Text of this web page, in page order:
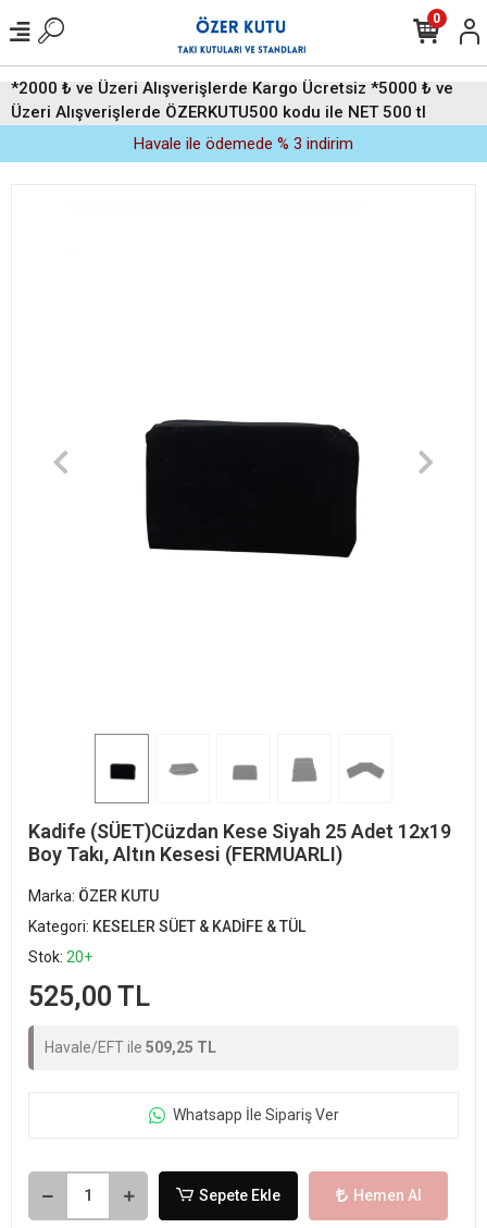
*2000 ₺ ve Üzeri Alışverişlerde Kargo Ücretsiz *5000 ₺ ve
Üzeri Alışverişlerde ÖZERKUTU500 kodu ile NET 500 tl
indirim (Üyelere Özel)Havale ile ödemede % 3 indirim
0
Kadife (SÜET)Cüzdan Kese Siyah 25 Adet 12x19
Boy Takı, Altın Kesesi (FERMUARLI)
Marka: ÖZER KUTU
Kategori: KESELER SÜET & KADİFE & TÜL
Stok: 20+
525,00 TL
Havale/EFT ile 509,25 TL
Whatsapp İle Sipariş Ver
Sepete Ekle Hemen Al